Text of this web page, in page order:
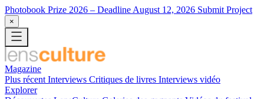
Photobook Prize 2026 – Deadline August 12, 2026 Submit Project
×
Magazine
Plus récent Interviews Critiques de livres Interviews vidéo
Explorer